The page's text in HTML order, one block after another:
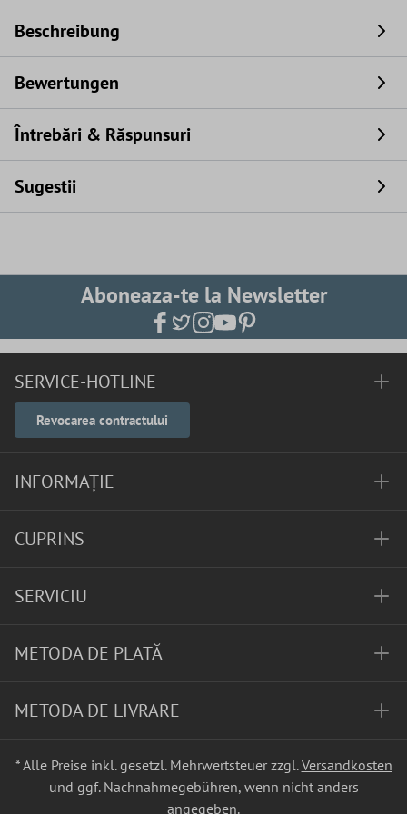
Beschreibung
Bewertungen
Întrebări & Răspunsuri
Sugestii
Aboneaza-te la Newsletter
SERVICE-HOTLINE
Revocarea contractului
INFORMAȚIE
CUPRINS
SERVICIU
METODA DE PLATĂ
METODA DE LIVRARE
* Alle Preise inkl. gesetzl. Mehrwertsteuer zzgl.Versandkosten
und ggf. Nachnahmegebühren, wenn nicht anders
angegeben.